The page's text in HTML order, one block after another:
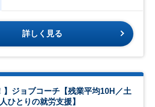
詳しく見る
】ジョブコーチ【残業平均10H／土
ひとりの就労支援】